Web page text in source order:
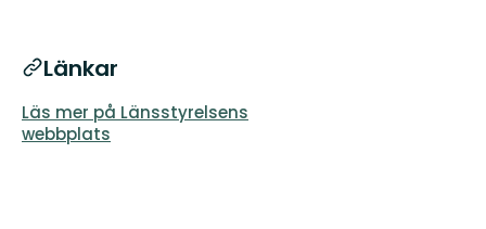
Länkar
Läs mer på Länsstyrelsens
webbplats